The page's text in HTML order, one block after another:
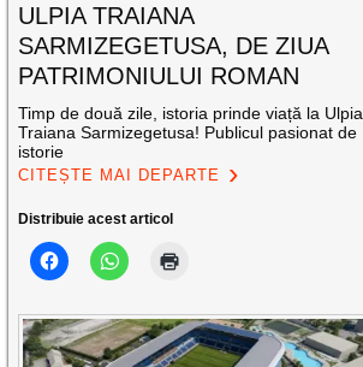
ULPIA TRAIANA
SARMIZEGETUSA, DE ZIUA
PATRIMONIULUI ROMAN
Timp de două zile, istoria prinde viață la Ulpia
Traiana Sarmizegetusa! Publicul pasionat de
istorie
CITEȘTE MAI DEPARTE
Distribuie acest articol